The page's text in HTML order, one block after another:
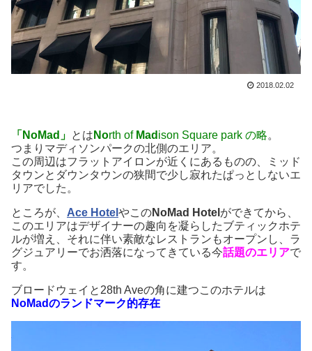
2018.02.02
「NoMad」 とは North ofMad ison Square park の略。
つまりマディソンパークの北側のエリア。
この周辺はフラットアイロンが近くにあるものの、ミッド
タウンとダウンタウンの狭間で少し寂れたぱっとしないエ
リアでした。
ところが、 Ace Hotel やこのNoMad Hotel ができてから、
このエリアはデザイナーの趣向を凝らしたブティックホテ
ルが増え、それに伴い素敵なレストランもオープンし、ラ
グジュアリーでお洒落になってきている今話題のエリアで
す。
ブロードウェイと28th Aveの角に建つこのホテルは
NoMadのランドマーク的存在